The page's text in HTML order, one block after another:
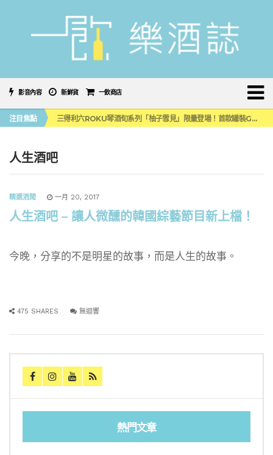
影音內容 新鮮貨 一飲商店
注目焦點
萬眾敲碗如期回歸！SUNMAI金色三麥3度攜手花蓮瓜農品牌「阿強西瓜」
三得利六ROKU琴酒旬系列「柚子雪見」限量登場！首款罐裝GIN SODA 10月同步上市
美國正式恢復蘇格蘭威士忌零關稅！烈酒產業再次迎來重磅利多
人生酒吧
精選酒聞 一月 20, 2017
人生酒吧 – 讓人微醺的韓國綜藝節目新上檔！
今晚，分享的不是明星的故事，而是人生的故事。
475 SHARES 無迴響
熱門文章